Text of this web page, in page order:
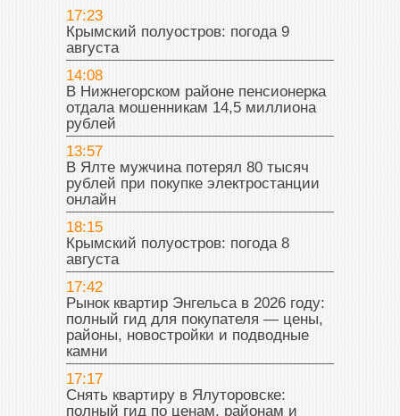
17:23
Крымский полуостров: погода 9
августа
14:08
В Нижнегорском районе пенсионерка
отдала мошенникам 14,5 миллиона
рублей
13:57
В Ялте мужчина потерял 80 тысяч
рублей при покупке электростанции
онлайн
18:15
Крымский полуостров: погода 8
августа
17:42
Рынок квартир Энгельса в 2026 году:
полный гид для покупателя — цены,
районы, новостройки и подводные
камни
17:17
Снять квартиру в Ялуторовске:
полный гид по ценам, районам и